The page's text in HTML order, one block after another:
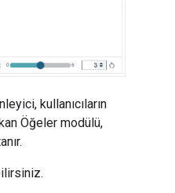
kullanıcıların
Öğeler modülü,